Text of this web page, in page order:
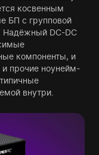
косвенным
БП с групповой
Надёжный DC-DC
компоненты, и
прочие ноунейм-
внутри.